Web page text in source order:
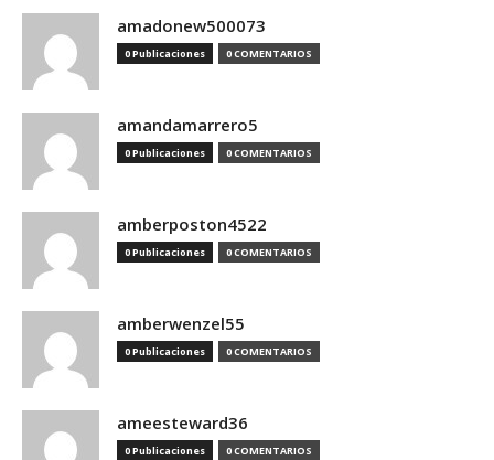
amadonew500073
0 Publicaciones 0 COMENTARIOS
amandamarrero5
0 Publicaciones 0 COMENTARIOS
amberposton4522
0 Publicaciones 0 COMENTARIOS
amberwenzel55
0 Publicaciones 0 COMENTARIOS
ameesteward36
0 Publicaciones 0 COMENTARIOS